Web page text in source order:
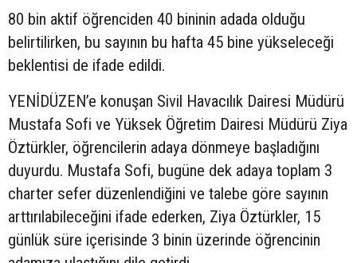
80 bin aktif öğrenciden 40 bininin adada olduğu
belirtilirken, bu sayının bu hafta 45 bine yükseleceği
beklentisi de ifade edildi.
YENİDÜZEN’e konuşan Sivil Havacılık Dairesi Müdürü
Mustafa Sofi ve Yüksek Öğretim Dairesi Müdürü Ziya
Öztürkler, öğrencilerin adaya dönmeye başladığını
duyurdu. Mustafa Sofi, bugüne dek adaya toplam 3
charter sefer düzenlendiğini ve talebe göre sayının
arttırılabileceğini ifade ederken, Ziya Öztürkler, 15
günlük süre içerisinde 3 binin üzerinde öğrencinin